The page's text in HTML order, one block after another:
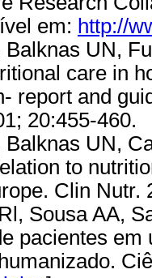
em: http://
Balknas UN,
care in
report and
20:455-
Balknas UN,
to
Clin
Sousa AA,
pacientes